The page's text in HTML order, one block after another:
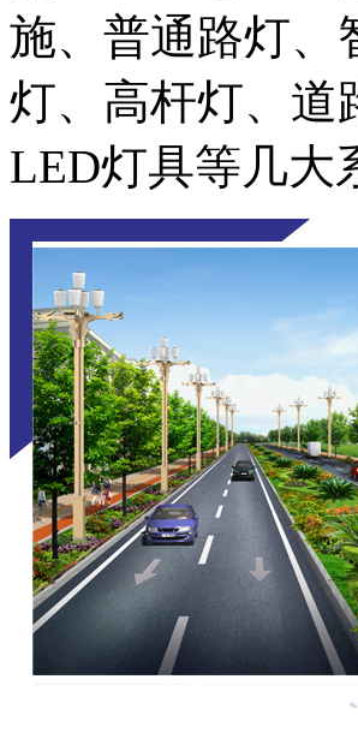
施、普通路灯、
灯、高杆灯、道
LED灯具等几大